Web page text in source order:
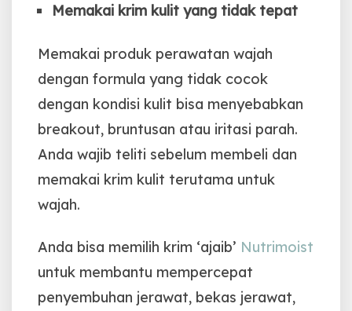
Memakai krim kulit yang tidak tepat
Memakai produk perawatan wajah
dengan formula yang tidak cocok
dengan kondisi kulit bisa menyebabkan
breakout, bruntusan atau iritasi parah.
Anda wajib teliti sebelum membeli dan
memakai krim kulit terutama untuk
wajah.
Anda bisa memilih krim ‘ajaib’ Nutrimoist
untuk membantu mempercepat
penyembuhan jerawat, bekas jerawat,